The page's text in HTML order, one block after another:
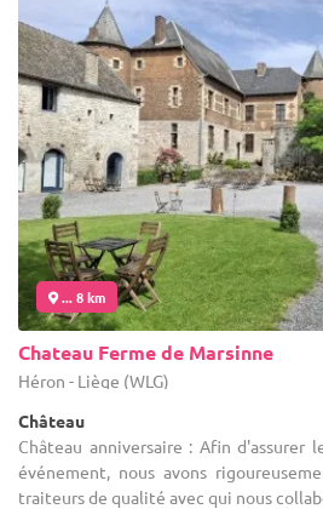
... 8 km
Chateau Ferme de Marsinne
Héron - Liège (WLG)
Château
Château anniversaire : Afin d'assurer
événement, nous avons
traiteurs de qualité avec qui nous